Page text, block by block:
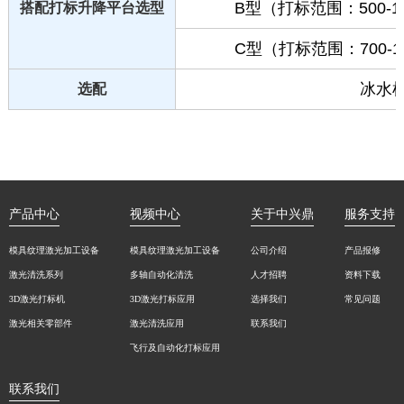
搭配打标升降平台选型 B型（打标范围：500-
C型（打标范围：700-
选配 冰水
产品中心
模具纹理激光加工设备
激光清洗系列
3D激光打标机
激光相关零部件
视频中心
模具纹理激光加工设备
多轴自动化清洗
3D激光打标应用
激光清洗应用
飞行及自动化打标应用
关于中兴鼎
公司介绍
人才招聘
选择我们
联系我们
服务支持
产品报修
资料下载
常见问题
联系我们